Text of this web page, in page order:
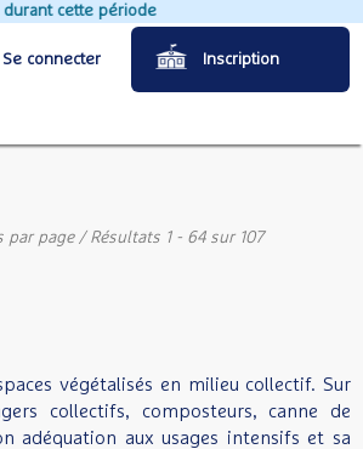
Se connecter Inscription
par page/ Résultats 1 - 64 sur 107
végétalisés en milieu collectif. Sur
collectifs, composteurs, canne de
adéquation aux usages intensifs et sa